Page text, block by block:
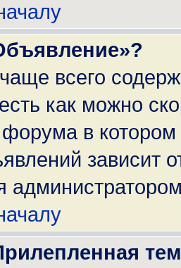
всего
как можно
в
зависит